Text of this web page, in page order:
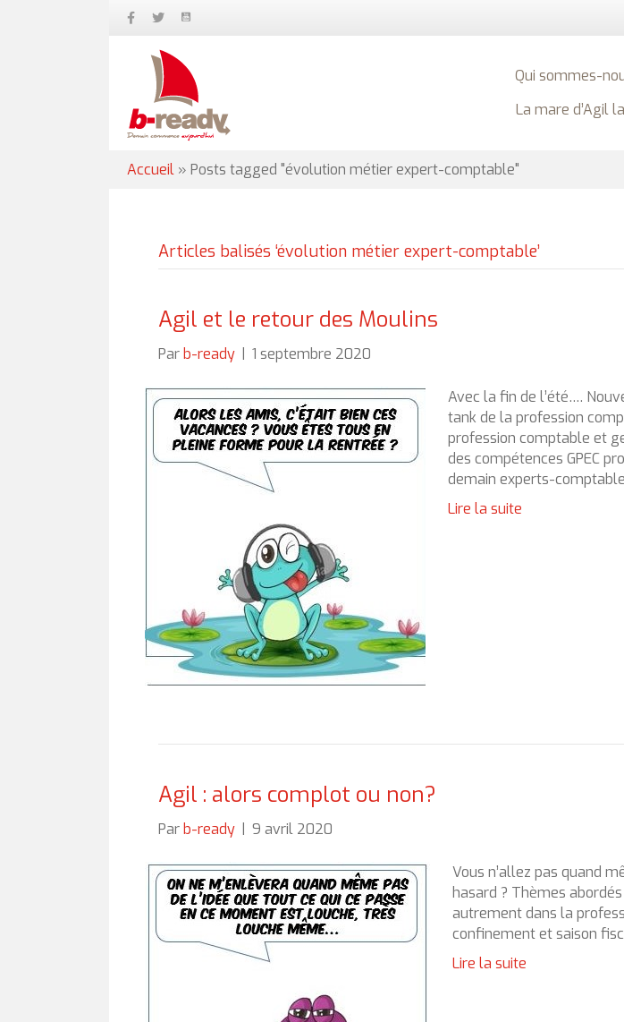
Qui sommes-
La mare d’Agil
Accueil » Posts tagged "évolution métier expert-comptable"
Articles balisés ‘évolution métier expert-comptable’
Agil et le retour des Moulins
Par b-ready 1 septembre 2020
Avec la fin de l’été….
tank de la profession
profession comptable et
des compétences GPEC
demain experts-
Lire la suite
Agil : alors complot ou non?
Par b-ready 9 avril 2020
Vous n’allez pas quand
hasard ? Thèmes
autrement dans la
confinement et saison
Lire la suite